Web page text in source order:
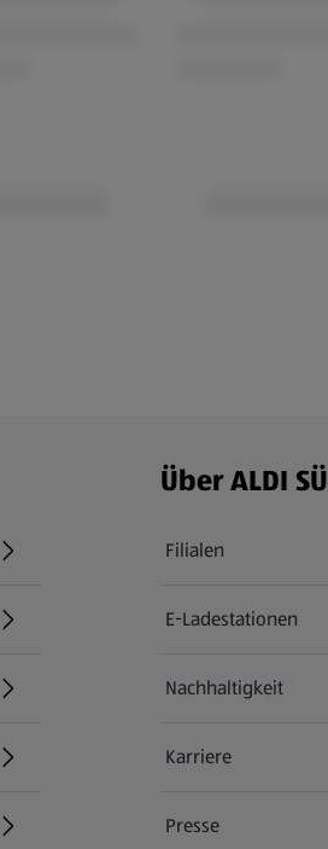
Über ALDI
Filialen
E-Ladestationen
Nachhaltigkeit
Karriere
Presse